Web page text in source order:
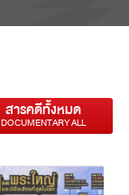
สารคดีทั้งหมด
DOCUMENTARY ALL